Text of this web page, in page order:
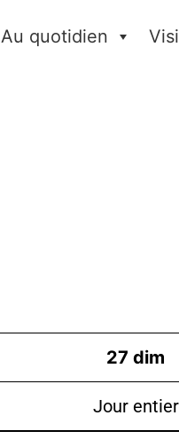
Au quotidien
27 dim
Jour entier